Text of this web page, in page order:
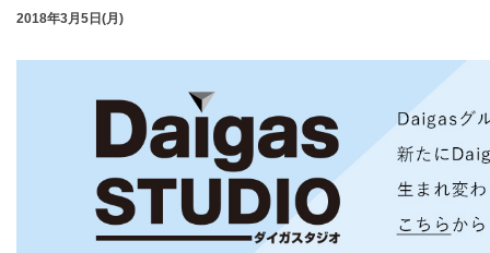
2018年3月5日(月)